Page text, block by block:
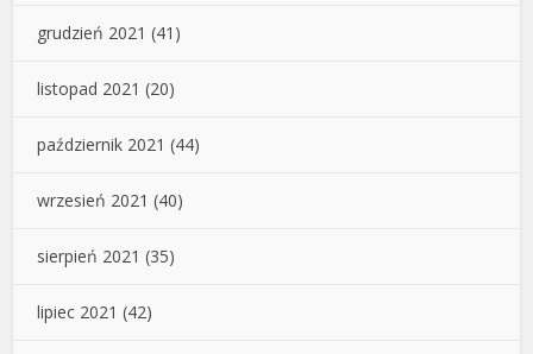
grudzień 2021 (41)
listopad 2021 (20)
październik 2021 (44)
wrzesień 2021 (40)
sierpień 2021 (35)
lipiec 2021 (42)